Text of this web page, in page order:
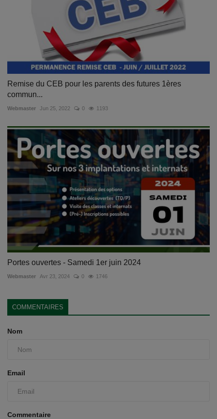
Remise du CEB pour les parents des futures 1ères
commun...
Webmaster Jun 25, 2022 0 1193
Portes ouvertes - Samedi 1er juin 2024
Webmaster Avr 23, 2024 0 1746
COMMENTAIRES
Nom
Email
Commentaire